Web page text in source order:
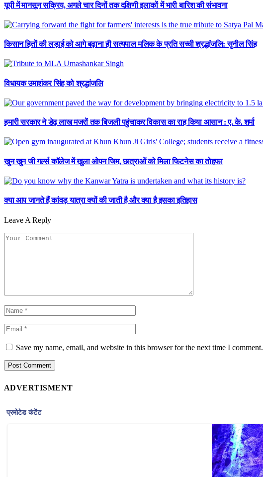
यूपी में मानसून सक्रिय, अगले चार दिनों तक दक्षिणी इलाकों में भारी बारिश की संभावना
किसान हितों की लड़ाई को आगे बढ़ाना ही सत्यपाल मलिक के प्रति सच्ची श्रद्धांजलि: सुनील सिंह
विधायक उमाशंकर सिंह को श्रद्धांजलि
हमारी सरकार ने डेढ़ लाख मजरों तक बिजली पहुंचाकर विकास का राह किया आसान : ए. के. शर्मा
खुन खुन जी गर्ल्स कॉलेज में खुला ओपन जिम, छात्राओं को मिला फिटनेस का तोहफा
क्या आप जानते हैं कांवड़ यात्रा क्यों की जाती है और क्या है इसका इतिहास
Leave A Reply
Save my name, email, and website in this browser for the next time I comment.
ADVERTISMENT